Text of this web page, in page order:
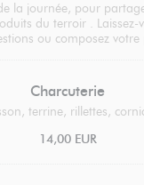
la journée, pour
du terroir .
ou composez votre
Charcuterie
terrine, rillettes,
14,00 EUR